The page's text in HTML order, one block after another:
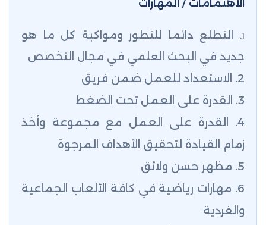
الاهتمامات / المهارات
1.
التطلع دائما للتطور ومواكبة كل ما هو
جديد في البحث العلمي في مجال التخصص
2. الاستعداد للعمل ضمن فريق
3. القدرة على العمل تحت الضغط
4. القدرة على العمل مع مجموعة وأخذ
زمام القيادة لتحقيق الأهداف المرجوة
5. مظهر حسن ولائق
6. مهارات رياضية في كافة الألعاب الجماعية
والفردية